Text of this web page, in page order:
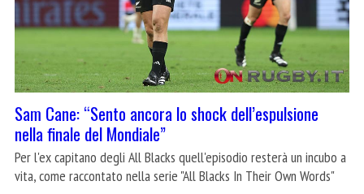
Sam Cane: “Sento ancora lo shock dell’espulsione
nella finale del Mondiale”
Per l'ex capitano degli All Blacks quell'episodio resterà un incubo a
vita, come raccontato nella serie "All Blacks In Their Own Words"